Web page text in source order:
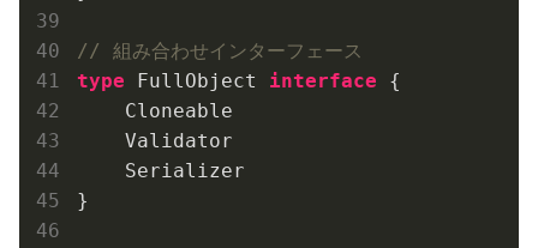
// 組み合わせインターフェース
type FullObject interface {
    Cloneable
    Validator
    Serializer
}